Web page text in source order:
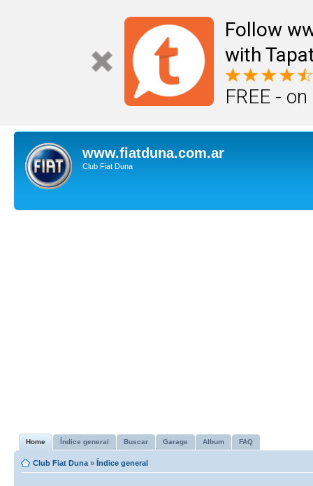
Follow
with
FREE -
www.fiatduna.com.ar
Club Fiat Duna
Home Índice general Buscar Garage Album FAQ
Club Fiat Duna » Índice general